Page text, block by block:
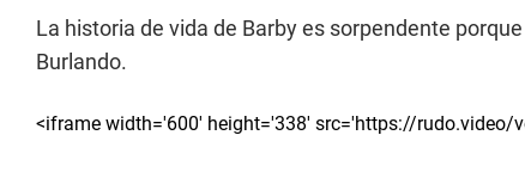
La historia de vida de Barby es sorpendente
Burlando.
<iframe width='600' height='338' src='https://